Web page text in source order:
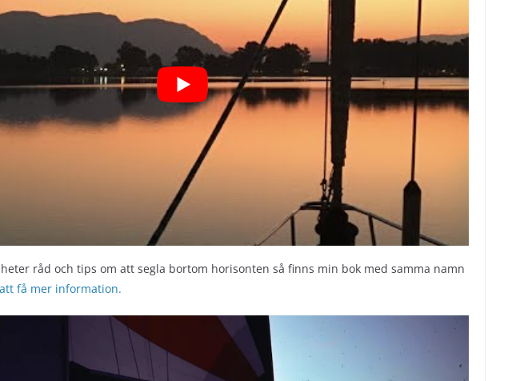
råd och tips om att segla bortom horisonten så finns min bok med samma namn
få mer information.